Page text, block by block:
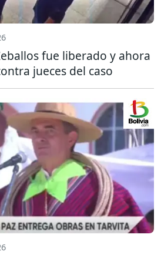
fue liberado y ahora
jueces del caso